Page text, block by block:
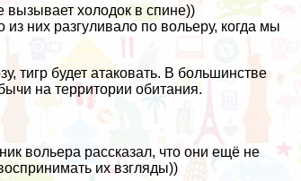
холодок в спине))
них разгуливало по вольеру, когда мы
тигр будет атаковать. В большинстве
на территории обитания.
вольера рассказал, что они ещё не
их взгляды))